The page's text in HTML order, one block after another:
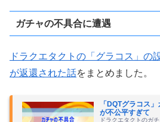
ガチャの不具合に遭遇
ドラクエタクトの「グラコス」の
が返還された話をまとめました。
「DQTグラコス
が不公平すぎて
ドラクエタクトのガ